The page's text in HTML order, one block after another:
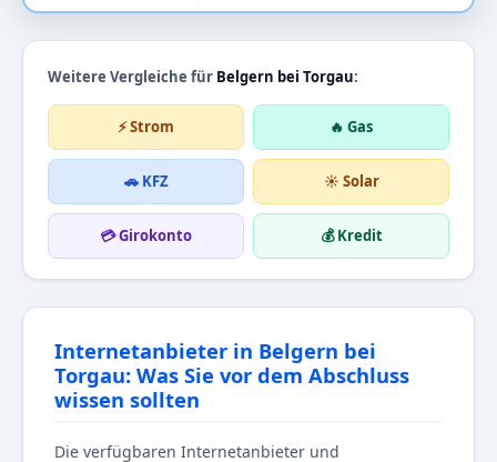
Weitere Vergleiche für Belgern bei Torgau:
⚡ Strom 🔥 Gas
🚗 KFZ ☀️ Solar
💳 Girokonto 💰 Kredit
Internetanbieter in Belgern bei
Torgau: Was Sie vor dem Abschluss
wissen sollten
Die verfügbaren Internetanbieter und